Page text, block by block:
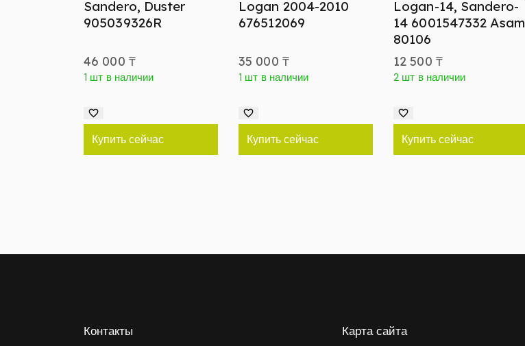
Sandero, Duster
905039326R
46 000 ₸
1 шт в наличии
Купить сейчас
Logan 2004-2010
676512069
35 000 ₸
1 шт в наличии
Купить сейчас
Logan-14, Sandero-
14 6001547332 Asam
80106
12 500 ₸
2 шт в наличии
Купить сейчас
Контакты Карта сайта